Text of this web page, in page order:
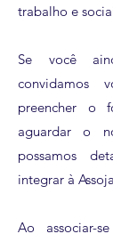
trabalho e
Se você
preencher o
aguardar o
possamos
integrar à
Ao associar-